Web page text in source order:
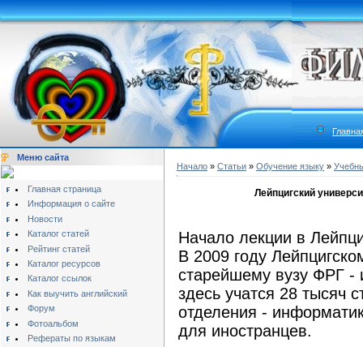
Меню сайта
Главная страница
Информация о сайте
Новости
Каталог статей
Рейтинг статей
Каталог ресурсов
Каталог ссылок
Как выучить английский
Форум
Фотоальбом
Рефераты по языкам
Начало » Статьи » Обучение языку »
Лейпцигский
Начало лекции в
В 2009 году
старейшему вузу ФРГ -
здесь учатся 28 тысяч
отделения -
для иностранцев.